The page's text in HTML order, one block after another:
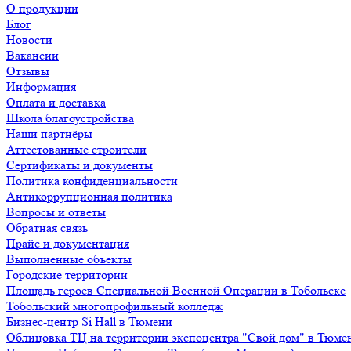
О продукции
Блог
Новости
Вакансии
Отзывы
Информация
Оплата и доставка
Школа благоустройства
Наши партнёры
Аттестованные строители
Сертификаты и документы
Политика конфиденциальности
Антикоррупционная политика
Вопросы и ответы
Обратная связь
Прайс и документация
Выполненные объекты
Городские территории
Площадь героев Специальной Военной Операции в Тобольске
Тобольский многопрофильный колледж
Бизнес-центр Si Hall в Тюмени
Облицовка ТЦ на территории экспоцентра "Свой дом" в